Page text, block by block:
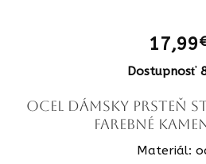
17,99
Dostupnosť
OCEL Dámsky prsteň
farebné
Materiál: